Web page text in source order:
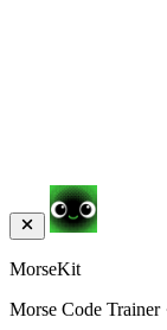
MorseKit
Morse Code Trainer